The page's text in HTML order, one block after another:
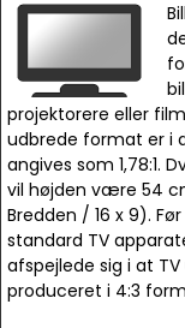
projektorere eller
udbrede format er i
angives som 1,78:1.
vil højden være 54
Bredden / 16 x 9).
standard TV
afspejlede sig i at
produceret i 4:3